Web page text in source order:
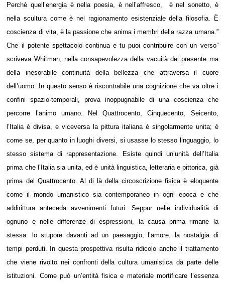
Perchè quell’energia è nella poesia, è nell’affresco, è nel sonetto, è
nella scultura come è nel ragionamento esistenziale della filosofia. È
coscienza di vita, è la passione che anima i membri della razza umana.”
Che il potente spettacolo continua e tu puoi contribuire con un verso”
scriveva Whitman, nella consapevolezza della vacuità del presente ma
della inesorabile continuità della bellezza che attraversa il cuore
dell’uomo. In questo senso è riscontrabile una cognizione che va oltre i
confini spazio-temporali, prova inoppugnabile di una coscienza che
percorre l’animo umano. Nel Quattrocento, Cinquecento, Seicento,
l’Italia è divisa, e viceversa la pittura italiana è singolarmente unita; è
come se, per quanto in luoghi diversi, si usasse lo stesso linguaggio, lo
stesso sistema di rappresentazione. Esiste quindi un’unità dell’Italia
prima che l’Italia sia unita, ed è unità linguistica, letteraria e pittorica, già
prima del Quattrocento. Al di là della circoscrizione fisica è eloquente
come il mondo umanistico sia contemporaneo in ogni epoca e che
addirittura anteceda avvenimenti futuri. Seppur nelle individualità di
ognuno e nelle differenze di espressioni, la causa prima rimane la
stessa: lo stupore davanti ad un paesaggio, l’amore, la nostalgia di
tempi perduti. In questa prospettiva risulta ridicolo anche il trattamento
che viene rivolto nei confronti della cultura umanistica da parte delle
istituzioni. Come può un’entità fisica e materiale mortificare l’essenza